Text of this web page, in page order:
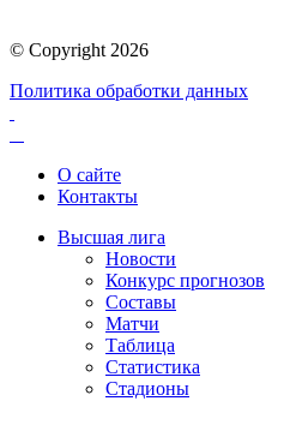
© Copyright 2026
Политика обработки данных
О сайте
Контакты
Высшая лига
Новости
Конкурс прогнозов
Составы
Матчи
Таблица
Статистика
Стадионы